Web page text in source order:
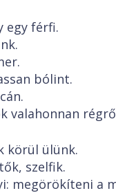
egy férfi.
bólint.
valahonnan
körül ülünk.
szelfik.
megörökíteni a